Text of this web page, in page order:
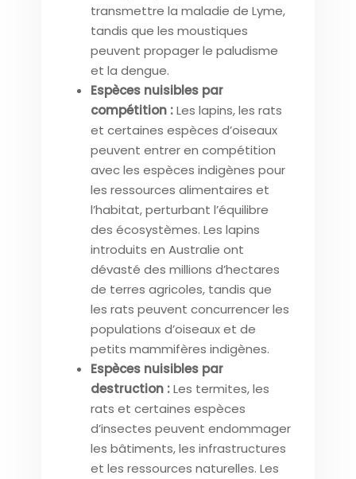
transmettre la maladie de Lyme,
tandis que les moustiques
peuvent propager le paludisme
et la dengue.
Espèces nuisibles par
compétition :Les lapins, les rats
et certaines espèces d’oiseaux
peuvent entrer en compétition
avec les espèces indigènes pour
les ressources alimentaires et
l’habitat, perturbant l’équilibre
des écosystèmes. Les lapins
introduits en Australie ont
dévasté des millions d’hectares
de terres agricoles, tandis que
les rats peuvent concurrencer les
populations d’oiseaux et de
petits mammifères indigènes.
Espèces nuisibles par
destruction :Les termites, les
rats et certaines espèces
d’insectes peuvent endommager
les bâtiments, les infrastructures
et les ressources naturelles. Les